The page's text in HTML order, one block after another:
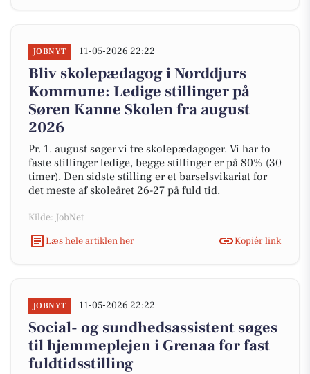
JOBNYT 11-05-2026 22:22
Bliv skolepædagog i Norddjurs
Kommune: Ledige stillinger på
Søren Kanne Skolen fra august
2026
Pr. 1. august søger vi tre skolepædagoger. Vi har to
faste stillinger ledige, begge stillinger er på 80% (30
timer). Den sidste stilling er et barselsvikariat for
det meste af skoleåret 26-27 på fuld tid.
Kilde: JobNet
Læs hele artiklen her
Kopiér link
JOBNYT 11-05-2026 22:22
Social- og sundhedsassistent søges
til hjemmeplejen i Grenaa for fast
fuldtidsstilling